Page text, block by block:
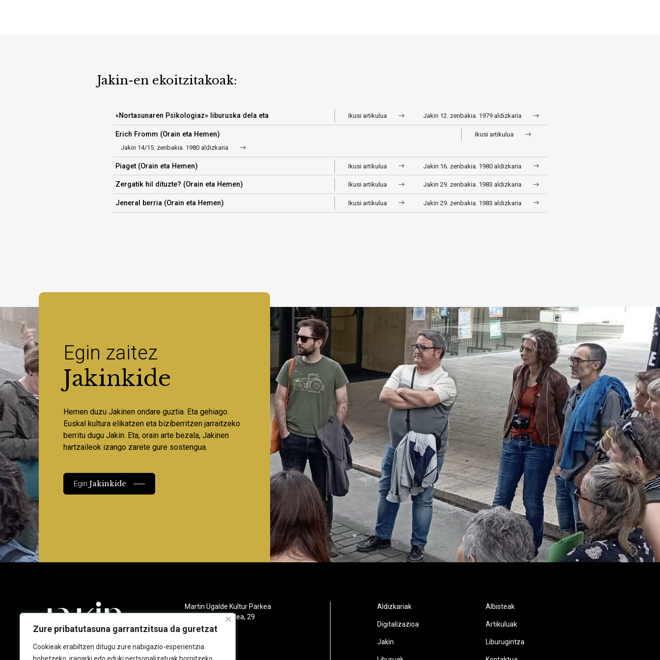
Zure pribatutasuna garrantzitsua da guretzat
Cookieak erabiltzen ditugu zure nabigazio-esperientzia
Jakin-en ekoitzitakoak:
«Nortasunaren Psikologiaz» liburuska dela eta Ikusi artikulua Jakin 12. zenbakia. 1979 aldizkaria
Erich Fromm (Orain eta Hemen)
Ikusi artikulua
Jakin 14/15. zenbakia. 1980 aldizkaria
Piaget (Orain eta Hemen) Ikusi artikulua Jakin 16. zenbakia. 1980 aldizkaria
Zergatik hil dituzte? (Orain eta Hemen) Ikusi artikulua Jakin 29. zenbakia. 1983 aldizkaria
Jeneral berria (Orain eta Hemen) Ikusi artikulua Jakin 29. zenbakia. 1983 aldizkaria
Egin zaitez
Jakinkide
Hemen duzu Jakinen ondare guztia. Eta gehiago.
Euskal kultura elikatzen eta biziberritzen jarraitzeko
berritu dugu Jakin. Eta, orain arte bezala, Jakinen
hartzaileok izango zarete gure sostengua.
EginJakinkide
Martin Ugalde Kultur Parkea
Gudarien etorbidea, 29
20140 Andoain
943 218 092
Aldizkariak
Digitalizazioa
Jakin
Albisteak
Artikuluak
Liburugintza